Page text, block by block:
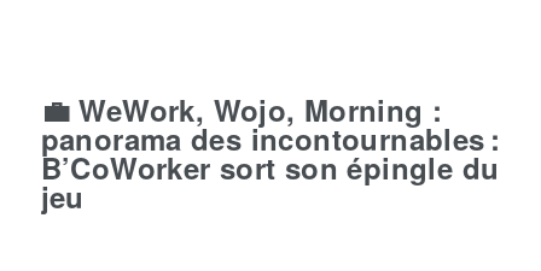
💼WeWork, Wojo, Morning :
panorama des incontournables :
B’CoWorker sort son épingle du
jeu